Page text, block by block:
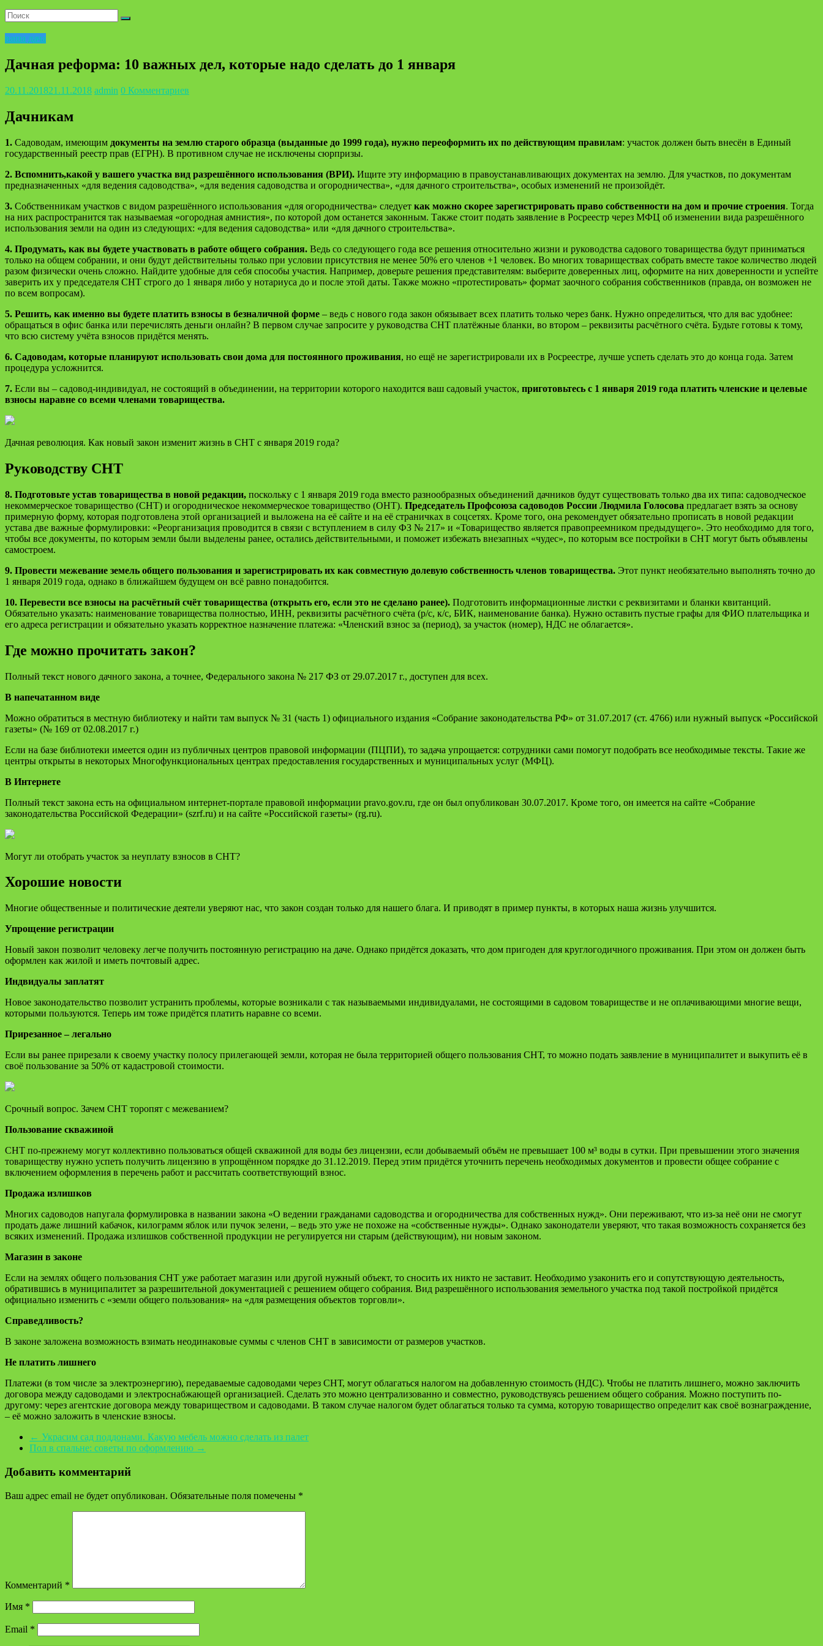
ваша дача
Дачная реформа: 10 важных дел, которые надо сделать до 1 января
20.11.201821.11.2018 admin 0 Комментариев
Дачникам
1. Садоводам, имеющим документы на землю старого образца (выданные до 1999 года), нужно переоформить их по действующим правилам: участок должен быть внесён в Единый
государственный реестр прав (ЕГРН). В противном случае не исключены сюрпризы.
2. Вспомнить,какой у вашего участка вид разрешённого использования (ВРИ). Ищите эту информацию в правоустанавливающих документах на землю. Для участков, по документам
предназначенных «для ведения садоводства», «для ведения садоводства и огородничества», «для дачного строительства», особых изменений не произойдёт.
3. Собственникам участков с видом разрешённого использования «для огородничества» следует как можно скорее зарегистрировать право собственности на дом и прочие строения. Тогда
на них распространится так называемая «огородная амнистия», по которой дом останется законным. Также стоит подать заявление в Росреестр через МФЦ об изменении вида разрешённого
использования земли на один из следующих: «для ведения садоводства» или «для дачного строительства».
4. Продумать, как вы будете участвовать в работе общего собрания. Ведь со следующего года все решения относительно жизни и руководства садового товарищест­ва будут приниматься
только на общем собрании, и они будут действительны только при условии присутствия не менее 50% его членов +1 человек. Во многих товариществах собрать вместе такое количество людей
разом физически очень сложно. Найдите удобные для себя способы участия. Например, доверьте решения представителям: выберите доверенных лиц, оформите на них доверенности и успейте
заверить их у председателя СНТ строго до 1 января либо у нотариуса до и после этой даты. Также можно «протестировать» формат заочного собрания собст­венников (правда, он возможен не
по всем вопросам).
5. Решить, как именно вы будете платить взносы в безналичной форме – ведь с нового года закон обязывает всех платить только через банк. Нужно определиться, что для вас удобнее:
обращаться в офис банка или перечислять деньги онлайн? В первом случае запросите у руководства СНТ платёжные бланки, во втором – реквизиты расчётного счёта. Будьте готовы к тому,
что всю систему учёта взносов придётся менять.
6. Садоводам, которые планируют использовать свои дома для постоянного проживания, но ещё не зарегистрировали их в Росреест­ре, лучше успеть сделать это до конца года. Затем
процедура усложнится.
7. Если вы – садовод-индивидуал, не состоящий в объединении, на территории которого находится ваш садовый участок, приготовьтесь с 1 января 2019 года платить членские и целевые
взносы наравне со всеми членами товарищества.
Дачная революция. Как новый закон изменит жизнь в СНТ с января 2019 года?
Руководству СНТ
8. Подготовьте устав товарищества в новой редакции, поскольку с 1 января 2019 года вместо разнообразных объединений дачников будут существовать только два их типа: садоводческое
некоммерческое товарищество (СНТ) и огородническое некоммерческое товарищество (ОНТ). Председатель Профсоюза садоводов России Людмила Голосова предлагает взять за основу
примерную форму, которая подготовлена этой организацией и выложена на её сайте и на её страничках в соцсетях. Кроме того, она рекомендует обязательно прописать в новой редакции
устава две важные формулировки: «Реорганизация проводится в связи с вступлением в силу ФЗ № 217» и «Товарищест­во является правопреемником предыдущего». Это необходимо для того,
чтобы все документы, по которым земли были выделены ранее, остались действительными, и поможет избежать внезапных «чудес», по которым все постройки в СНТ могут быть объявлены
самостроем.
9. Провести межевание земель общего пользования и зарегистрировать их как совместную долевую собст­венность членов това­рищества. Этот пункт необязательно выполнять точно до
1 января 2019 года, однако в ближайшем будущем он всё равно понадобится.
10. Перевести все взносы на расчётный счёт товарищества (открыть его, если это не сделано ранее). Подготовить информационные листки с реквизитами и бланки квитанций.
Обязательно указать: наименование товарищества полностью, ИНН, реквизиты расчётного счёта (р/с, к/с, БИК, наименование банка). Нужно оставить пустые графы для ФИО плательщика и
его адреса регист­рации и обязательно указать корректное назначение платежа: «Членский взнос за (период), за участок (номер), НДС не облагается».
Где можно прочитать закон?
Полный текст нового дачного закона, а точнее, Федерального закона № 217 ФЗ от 29.07.2017 г., доступен для всех.
В напечатанном виде
Можно обратиться в местную библиотеку и найти там выпуск № 31 (часть 1) официального издания «Собрание законодательства РФ» от 31.07.2017 (ст. 4766) или нужный выпуск «Российской
газеты» (№ 169 от 02.08.2017 г.)
Если на базе библиотеки имеется один из публичных центров правовой информации (ПЦПИ), то задача упрощается: сотрудники сами помогут подобрать все необходимые тексты. Такие же
центры открыты в некоторых Многофункциональных центрах предоставления государственных и муниципальных услуг (МФЦ).
В Интернете
Полный текст закона есть на официальном интернет-портале правовой информации pravo.gov.ru, где он был опубликован 30.07.2017. Кроме того, он имеется на сайте «Собрание
законодательства Российской Федерации» (szrf.ru) и на сайте «Российской газеты» (rg.ru).
Могут ли отобрать участок за неуплату взносов в СНТ?
Хорошие новости
Многие общественные и политические деятели уверяют нас, что закон создан только для нашего блага. И приводят в пример пункты, в которых наша жизнь улучшится.
Упрощение регистрации
Новый закон позволит человеку легче получить постоянную регистрацию на даче. Однако придётся доказать, что дом пригоден для круглогодичного проживания. При этом он должен быть
оформлен как жилой и иметь почтовый адрес.
Индвидуалы заплатят
Новое законодательство позволит устранить проблемы, которые возникали с так называемыми индивидуалами, не состоящими в садовом товарищест­ве и не оплачивающими многие вещи,
которыми пользуются. Теперь им тоже придётся платить наравне со всеми.
Прирезанное – легально
Если вы ранее прирезали к своему участку полосу прилегающей земли, которая не была территорией общего пользования СНТ, то можно подать заявление в муниципалитет и выкупить её в
своё пользование за 50% от кадастровой стоимости.
Срочный вопрос. Зачем СНТ торопят с межеванием?
Пользование скважиной
СНТ по-прежнему могут коллективно пользоваться общей скважиной для воды без лицензии, если добываемый объём не превышает 100 м³ воды в сутки. При превышении этого значения
товариществу нужно успеть получить лицензию в упрощённом порядке до 31.12.2019. Перед этим придётся уточнить перечень необходимых документов и провести общее собрание с
включением оформления в перечень работ и рассчитать соответствующий взнос.
Продажа излишков
Многих садоводов напугала формулировка в названии закона «О ведении гражданами садоводст­ва и огородничества для собственных нужд». Они переживают, что из-за неё они не смогут
продать даже лишний кабачок, килограмм яблок или пучок зелени, – ведь это уже не похоже на «собственные нужды». Однако законодатели уверяют, что такая возможность сохраняется без
всяких изменений. Продажа излишков собственной продукции не регулируется ни старым (дейст­вующим), ни новым законом.
Магазин в законе
Если на землях общего пользования СНТ уже работает магазин или другой нужный объект, то сносить их никто не заставит. Необходимо узаконить его и сопутствующую деятельность,
обратившись в муниципалитет за разрешительной документацией с решением общего собрания. Вид разрешённого использования земельного участка под такой постройкой придётся
официально изменить с «земли общего пользования» на «для размещения объектов торговли».
Справедливость?
В законе заложена возможность взимать неодинаковые суммы с членов СНТ в зависимости от размеров участков.
Не платить лишнего
Платежи (в том числе за электроэнергию), передаваемые садоводами через СНТ, могут облагаться налогом на добавленную стоимость (НДС). Чтобы не платить лишнего, можно заключить
договора между садоводами и электроснабжающей организацией. Сделать это можно централизованно и совместно, руководствуясь решением общего собрания. Можно поступить по-
другому: через агентские договора между товариществом и садоводами. В таком случае налогом будет облагаться только та сумма, которую товарищество определит как своё вознаграждение,
– её можно заложить в членские взносы.
← Украсим сад поддонами. Какую мебель можно сделать из палет
Пол в спальне: советы по оформлению →
Добавить комментарий
Ваш адрес email не будет опубликован. Обязательные поля помечены *
Комментарий *
Имя *
Email *